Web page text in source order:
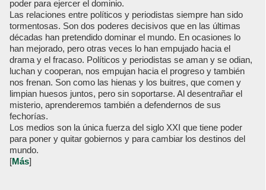
poder para ejercer el dominio.
Las relaciones entre políticos y periodistas siempre han sido
tormentosas. Son dos poderes decisivos que en las últimas
décadas han pretendido dominar el mundo. En ocasiones lo
han mejorado, pero otras veces lo han empujado hacia el
drama y el fracaso. Políticos y periodistas se aman y se odian,
luchan y cooperan, nos empujan hacia el progreso y también
nos frenan. Son como las hienas y los buitres, que comen y
limpian huesos juntos, pero sin soportarse. Al desentrañar el
misterio, aprenderemos también a defendernos de sus
fechorías.
Los medios son la única fuerza del siglo XXI que tiene poder
para poner y quitar gobiernos y para cambiar los destinos del
mundo.
[Más]